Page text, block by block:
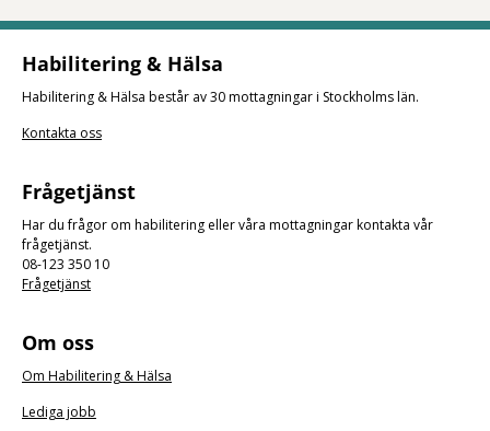
Habilitering & Hälsa
Habilitering & Hälsa består av 30 mottagningar i Stockholms län.
Kontakta oss
Frågetjänst
Har du frågor om habilitering eller våra mottagningar kontakta vår
frågetjänst.
08-123 350 10
Frågetjänst
Om oss
Om Habilitering & Hälsa
Lediga jobb